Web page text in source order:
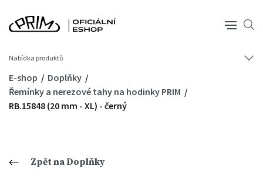
Nabídka produktů
E-shop
Doplňky
Řemínky a nerezové tahy na hodinky PRIM
RB.15848 (20 mm - XL) - černý
Zpět na Doplňky